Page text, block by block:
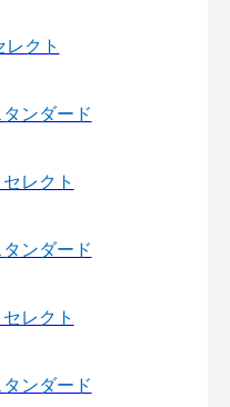
クト
ンダード
レクト
ンダード
レクト
ンダード